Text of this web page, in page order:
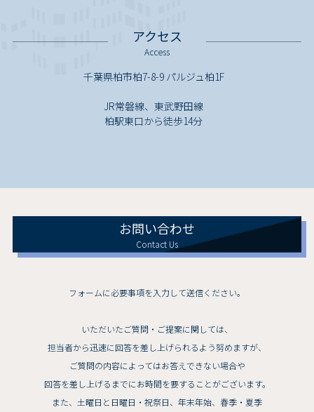
アクセス
Access
千葉県柏市柏7-8-9 パルジュ柏1F
JR常磐線、東武野田線
柏駅東口から徒歩14分
お問い合わせ
Contact Us
フォームに必要事項を入力して送信ください。
いただいたご質問・ご提案に関しては、
担当者から迅速に回答を差し上げられるよう努めますが、
ご質問の内容によってはお答えできない場合や
回答を差し上げるまでにお時間を要することがございます。
また、土曜日と日曜日・祝祭日、年末年始、春季・夏季